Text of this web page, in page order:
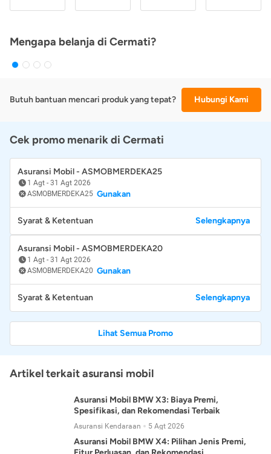
Mengapa belanja di Cermati?
Butuh bantuan mencari produk yang tepat? Hubungi Kami
Cek promo menarik di Cermati
Asuransi Mobil - ASMOBMERDEKA25
1 Agt - 31 Agt 2026
ASMOBMERDEKA25 Gunakan
Syarat & Ketentuan Selengkapnya
Asuransi Mobil - ASMOBMERDEKA20
1 Agt - 31 Agt 2026
ASMOBMERDEKA20 Gunakan
Syarat & Ketentuan Selengkapnya
Lihat Semua Promo
Artikel terkait asuransi mobil
Asuransi Mobil BMW X3: Biaya Premi,
Spesifikasi, dan Rekomendasi Terbaik
Asuransi Kendaraan 5 Agt 2026
Asuransi Mobil BMW X4: Pilihan Jenis Premi,